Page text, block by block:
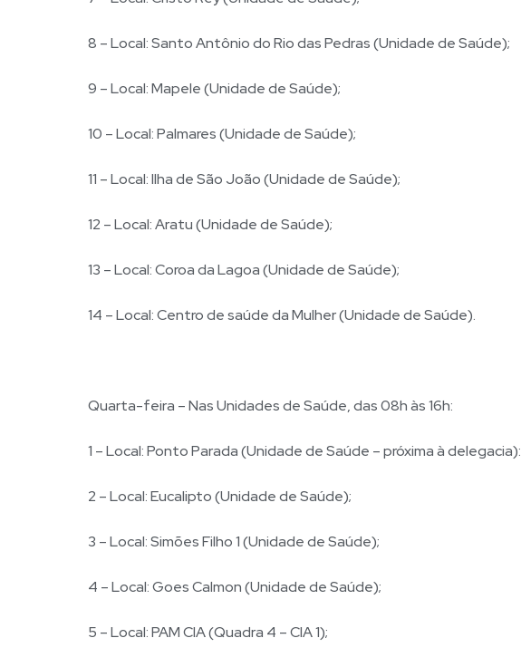
8 – Local: Santo Antônio do Rio das Pedras (Unidade de Saúde);
9 – Local: Mapele (Unidade de Saúde);
10 – Local: Palmares (Unidade de Saúde);
11 – Local: Ilha de São João (Unidade de Saúde);
12 – Local: Aratu (Unidade de Saúde);
13 – Local: Coroa da Lagoa (Unidade de Saúde);
14 – Local: Centro de saúde da Mulher (Unidade de Saúde).
Quarta-feira – Nas Unidades de Saúde, das 08h às 16h:
1 – Local: Ponto Parada (Unidade de Saúde – próxima à delegacia):
2 – Local: Eucalipto (Unidade de Saúde);
3 – Local: Simões Filho 1 (Unidade de Saúde);
4 – Local: Goes Calmon (Unidade de Saúde);
5 – Local: PAM CIA (Quadra 4 – CIA 1);